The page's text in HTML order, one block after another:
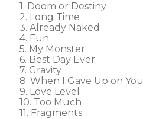
1. Doom or Destiny
2. Long Time
3. Already Naked
4. Fun
5. My Monster
6. Best Day Ever
7. Gravity
8. When I Gave Up on You
9. Love Level
10. Too Much
11. Fragments